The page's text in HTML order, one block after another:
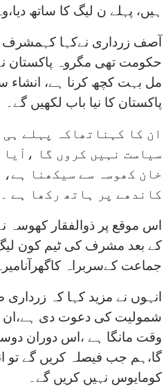
ہیں، پہلے ن لیگ کا ساتھ
آصف زرداری نےکہا
حکومت تھی مگروہ پاکستان
مل بہت کچھ کرنا ہے،
پاکستان کا نیا باب لکھیں گے۔
ان کا کہناتھاکہ پہلے
سیاست نہیں کروں گا
خان کھوسہ سے سیکھنا
کاندھے پر ہاتھ رکھا ہے ۔
کے بعد مشرف کی ٹیم کون
جماعت کےسربراہ
انہوں نے مزید کہا کہ زرداری
شمولیت کی دعوت دی ہے،ان
وقت مانگا ہے ،اس دوران
گا،ہم جب فیصلہ کریں گے تو
کومایوس نہیں کریں گے۔